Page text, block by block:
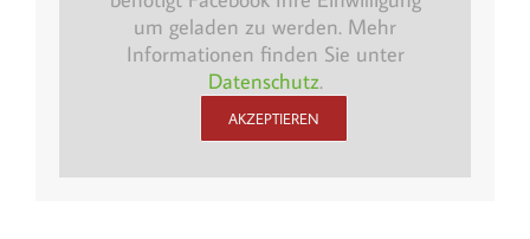
um geladen zu werden. Mehr
Informationen finden Sie unter
Datenschutz.
AKZEPTIEREN